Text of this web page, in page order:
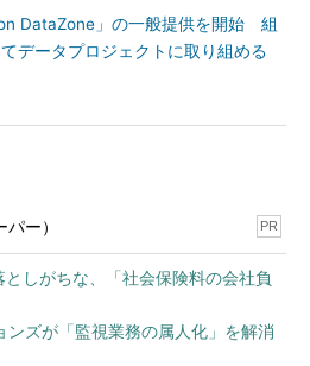
DataZone」の一般提供を開始 組
データプロジェクトに取り組める
ー） PR
しがちな、「社会保険料の会社負
ンズが「監視業務の属人化」を解消